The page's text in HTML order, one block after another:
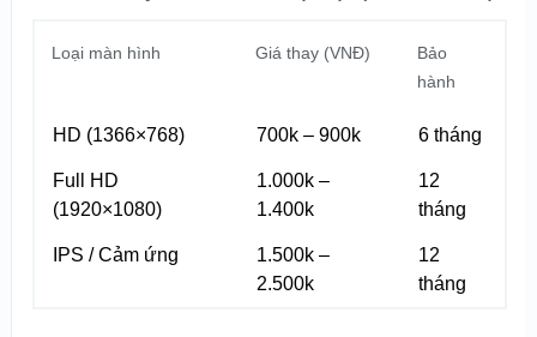
Loại màn hình Giá thay (VNĐ)
Bảo
hành
HD (1366×768) 700k – 900k 6 tháng
Full HD
(1920×1080)
1.000k –
1.400k
12
tháng
IPS / Cảm ứng
1.500k –
2.500k
12
tháng